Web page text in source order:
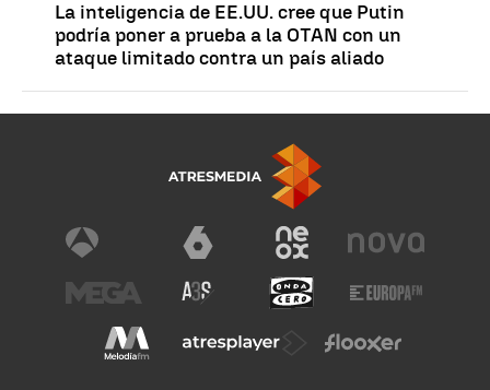
La inteligencia de EE.UU. cree que Putin
podría poner a prueba a la OTAN con un
ataque limitado contra un país aliado